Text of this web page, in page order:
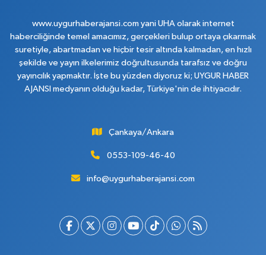
www.uygurhaberajansi.com yani UHA olarak internet
haberciliğinde temel amacımız, gerçekleri bulup ortaya çıkarmak
suretiyle, abartmadan ve hiçbir tesir altında kalmadan, en hızlı
şekilde ve yayın ilkelerimiz doğrultusunda tarafsız ve doğru
yayıncılık yapmaktır. İşte bu yüzden diyoruz ki; UYGUR HABER
AJANSI medyanın olduğu kadar, Türkiye'nin de ihtiyacıdır.
Çankaya/Ankara
0553-109-46-40
info@uygurhaberajansi.com